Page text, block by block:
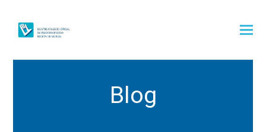
Blog